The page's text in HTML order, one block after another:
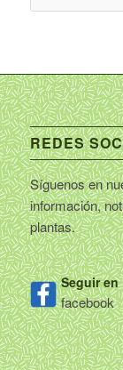
REDES
Síguenos en
información,
plantas.
Seguir en
facebook